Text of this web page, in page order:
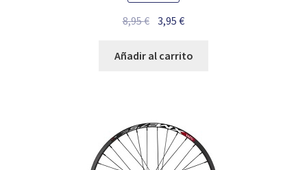
8,95€ El
original
3,95€El
actual
Añadir al carrito